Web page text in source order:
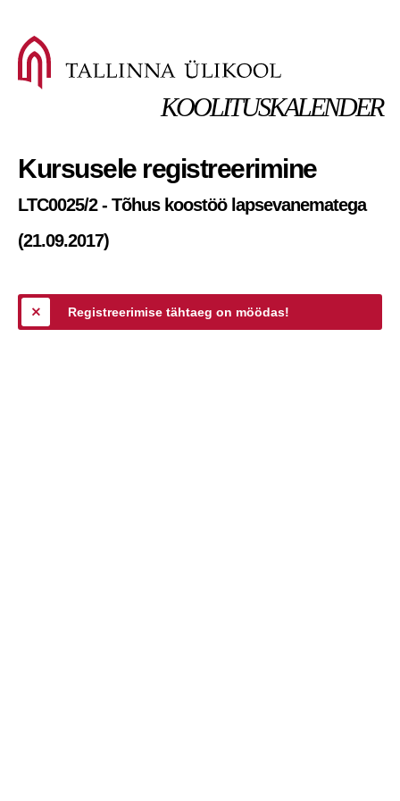
KOOLITUSKALENDER
Kursusele registreerimine
LTC0025/2 - Tõhus koostöö lapsevanematega
(21.09.2017)
Registreerimise tähtaeg on möödas!